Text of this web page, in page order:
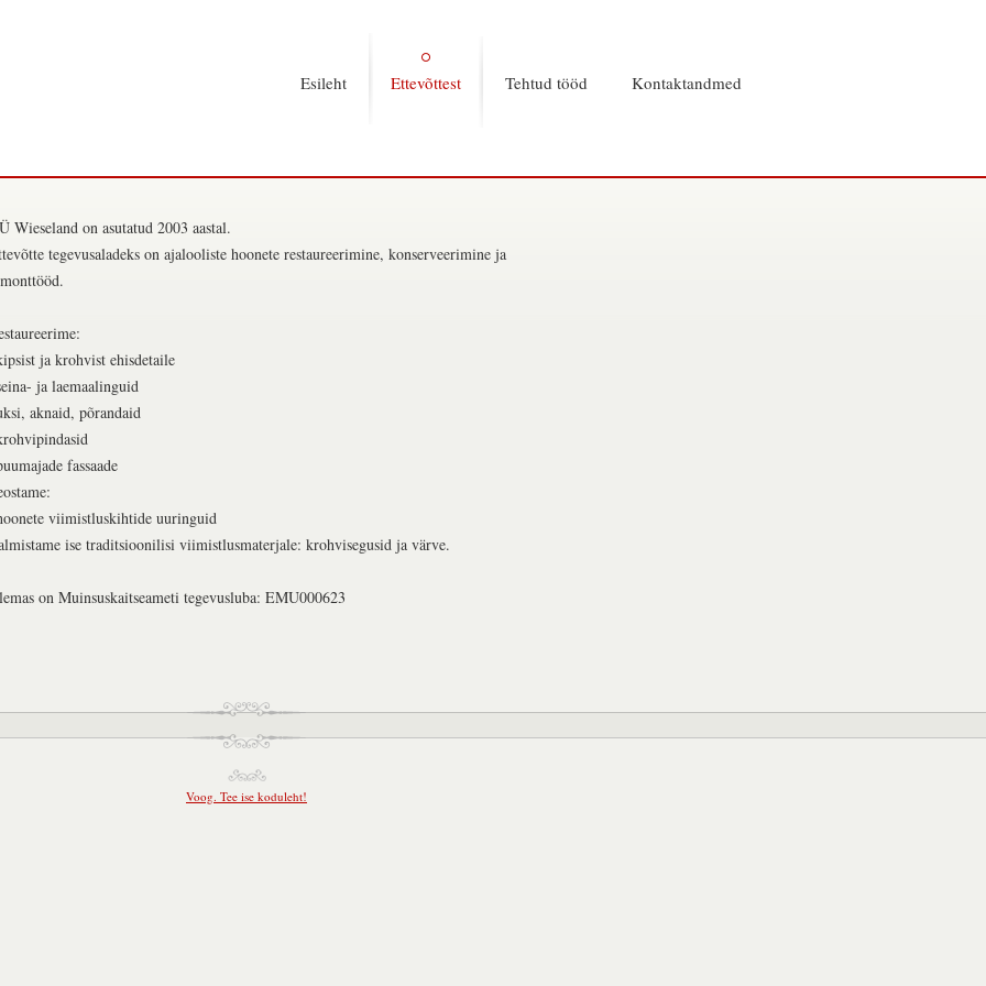
Esileht Ettevõttest Tehtud tööd Kontaktandmed
Wieseland on asutatud 2003 aastal.
tegevusaladeks on ajalooliste hoonete restaureerimine, konserveerimine ja
ja krohvist ehisdetaile
ja laemaalinguid
aknaid, põrandaid
fassaade
viimistluskihtide uuringuid
ise traditsioonilisi viimistlusmaterjale: krohvisegusid ja värve.
on Muinsuskaitseameti tegevusluba: EMU000623
Voog. Tee ise koduleht!